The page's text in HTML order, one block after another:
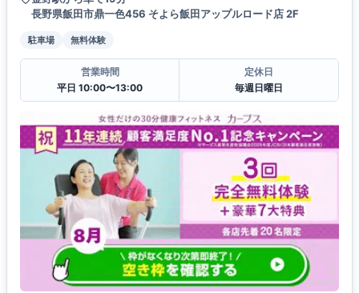
長野県飯田市鼎一色456 そよら飯田アップルロード店 2F
駐車場 無料体験
営業時間
平日 10:00〜13:00
定休日
毎週日曜日